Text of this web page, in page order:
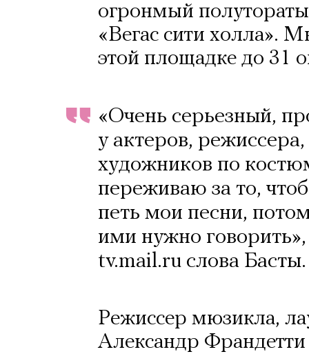
огронмый
«Вегас сити холла».
этой площадке до 31
«Очень серьезный,
у актеров,
художников по
переживаю за то,
петь мои песни,
ими нужно
tv.mail.ru слова Басты.
Режиссер мюзикла,
Александр